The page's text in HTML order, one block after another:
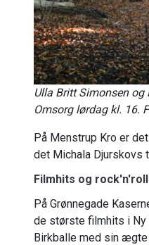
Ulla Britt Simonsen
Omsorg lørdag kl. 16.
På Menstrup Kro er
det Michala Djurskovs
Filmhits og rock'n'roll
På Grønnegade
de største filmhits i Ny
Birkballe med sin ægte